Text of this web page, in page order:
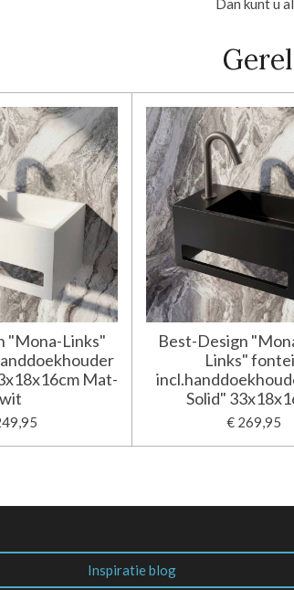
Dan kunt u
"Mona-Links"
Mat-
wit
Best-Design
Links"
Solid"
€ 269,95
Inspiratie blog